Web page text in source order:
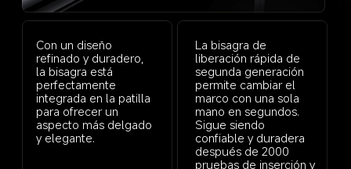
Con un diseño
refinado y duradero,
la bisagra está
perfectamente
integrada en la patilla
para ofrecer un
aspecto más delgado
y elegante.
La bisagra de
liberación rápida de
segunda generación
permite cambiar el
marco con una sola
mano en segundos.
Sigue siendo
confiable y duradera
después de 2000
pruebas de inserción y